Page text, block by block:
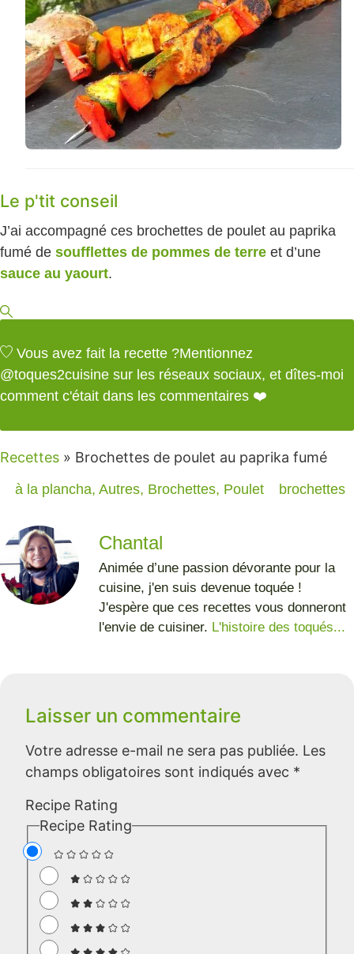
Le p'tit conseil
J’ai accompagné ces brochettes de poulet au paprika
fumé de soufflettes de pommes de terre et d’une
sauce au yaourt.
Vous avez fait la recette ?Mentionnez
@toques2cuisine sur les réseaux sociaux, et dîtes-moi
comment c'était dans les commentaires ❤️
Recettes » Brochettes de poulet au paprika fumé
à la plancha, Autres, Brochettes, Poulet brochettes
Chantal
Animée d’une passion dévorante pour la
cuisine, j'en suis devenue toquée !
J'espère que ces recettes vous donneront
l'envie de cuisiner. L'histoire des toqués...
Laisser un commentaire
Votre adresse e-mail ne sera pas publiée. Les
champs obligatoires sont indiqués avec *
Recipe Rating
Recipe Rating